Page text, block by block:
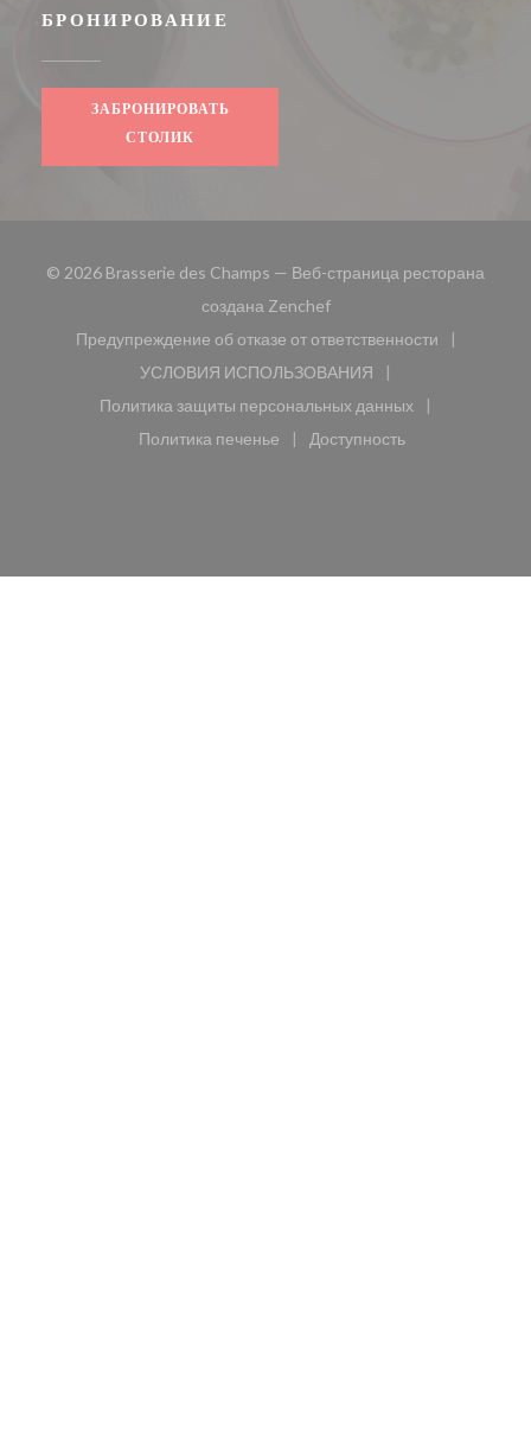
БРОНИРОВАНИЕ
ЗАБРОНИРОВАТЬ
СТОЛИК
© 2026 Brasserie des Champs — Веб-страница ресторана
создана Zenchef((открывается в новом
Предупреждение об отказе от ответственности
((открывается в новом окне))
УСЛОВИЯ ИСПОЛЬЗОВАНИЯ
((открывается в новом окне))
Политика защиты персональных данных
((открывается в новом окне))
Политика печенье
((открывается в новом окне))
Доступность